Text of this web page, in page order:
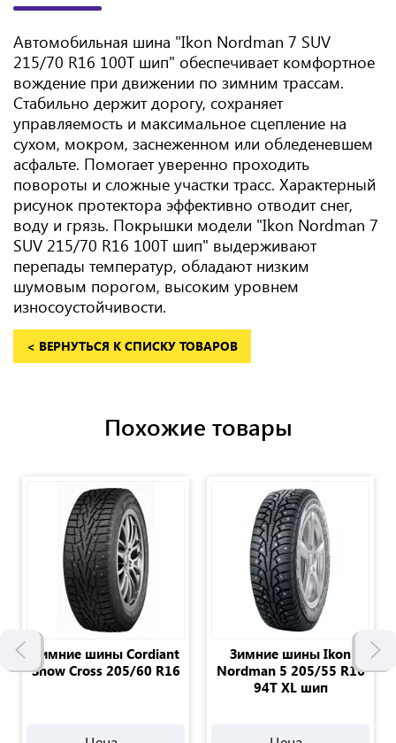
Автомобильная шина "Ikon Nordman 7 SUV
215/70 R16 100T шип" обеспечивает комфортное
вождение при движении по зимним трассам.
Стабильно держит дорогу, сохраняет
управляемость и максимальное сцепление на
сухом, мокром, заснеженном или обледеневшем
асфальте. Помогает уверенно проходить
повороты и сложные участки трасс. Характерный
рисунок протектора эффективно отводит снег,
воду и грязь. Покрышки модели "Ikon Nordman 7
SUV 215/70 R16 100T шип" выдерживают
перепады температур, обладают низким
шумовым порогом, высоким уровнем
износоустойчивости.
< ВЕРНУТЬСЯ К СПИСКУ ТОВАРОВ
Похожие товары
Зимние шины Cordiant
Snow Cross 205/60 R16
Зимние шины Ikon
Nordman 5 205/55 R16
94T XL шип